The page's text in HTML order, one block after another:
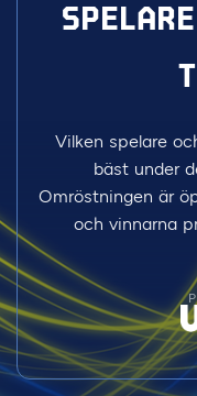
Vilken spelare
bäst under
Omröstningen är
och vinnarna